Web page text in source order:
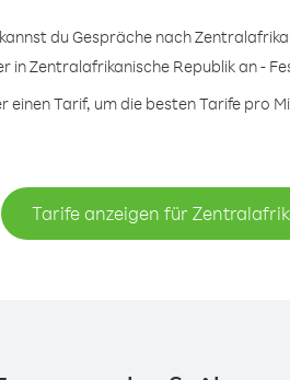
du Gespräche nach
in Zentralafrikanische Republik an -
einen Tarif, um die besten Tarife pro
Tarife anzeigen für